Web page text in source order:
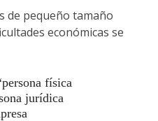
de pequeño tamaño
económicas se
física
jurídica